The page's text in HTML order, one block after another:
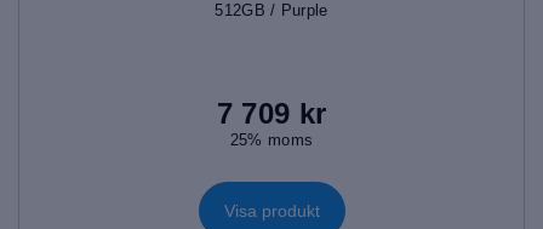
512GB / Purple
7 709 kr
25% moms
Visa produkt